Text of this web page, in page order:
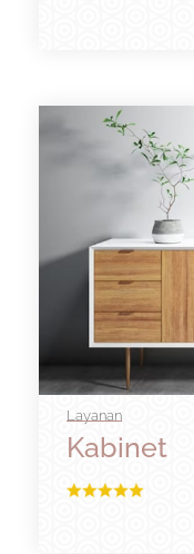
Layanan
Kabinet